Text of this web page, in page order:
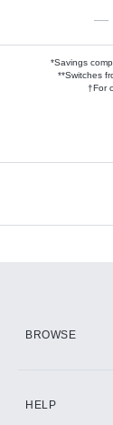
—
*Savings
**Switches
†For
BROWSE
HELP